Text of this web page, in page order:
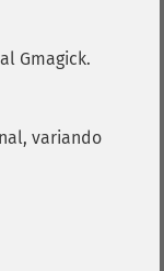
Gmagick.
variando